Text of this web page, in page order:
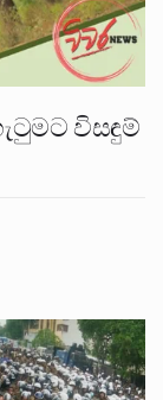
විසඳුම්